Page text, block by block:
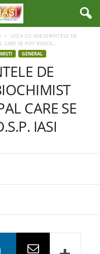
LISTA CU ADEVERINTELE DE
CARE SE POT RIDICA...
GENERAL
DE
CARE SE
IASI